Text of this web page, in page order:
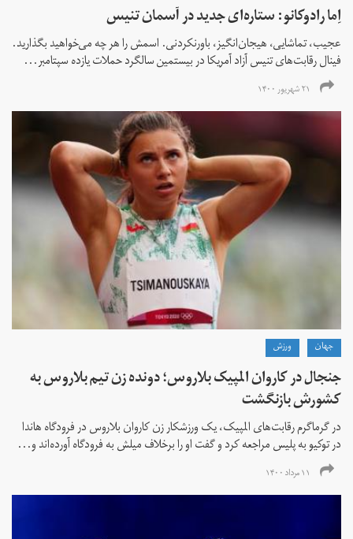
اِما رادوکانو: ستاره‌ای جدید در آسمان تنیس
عجیب، تماشایی، هیجان‌انگیز، باورنکردنی. اسمش را هر چه می‌خواهید بگذارید.
فینال رقابت‌های تنیس آزاد آمریکا در بیستمین سالگرد حملات یازده سپتامبر...
۲۱ شهریور ۱۴۰۰
جهان ورزش
جنجال در کاروان المپیک بلاروس؛ دونده زن تیم بلاروس به
کشورش بازنگشت
در گرماگرم رقابت‌های المپیک، یک ورزشکار زن کاروان بلاروس در فرودگاه هاندا
در توکیو به پلیس مراجعه کرد و گفت او را برخلاف میلش به فرودگاه آورده‌اند و...
۱۱ مرداد ۱۴۰۰